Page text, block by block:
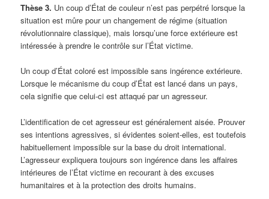
Thèse 3. Un coup d’État de couleur n’est pas perpétré lorsque la
situation est mûre pour un changement de régime (situation
révolutionnaire classique), mais lorsqu’une force extérieure est
intéressée à prendre le contrôle sur l’État victime.
Un coup d’État coloré est impossible sans ingérence extérieure.
Lorsque le mécanisme du coup d’État est lancé dans un pays,
cela signifie que celui-ci est attaqué par un agresseur.
L’identification de cet agresseur est généralement aisée. Prouver
ses intentions agressives, si évidentes soient-elles, est toutefois
habituellement impossible sur la base du droit international.
L’agresseur expliquera toujours son ingérence dans les affaires
intérieures de l’État victime en recourant à des excuses
humanitaires et à la protection des droits humains.